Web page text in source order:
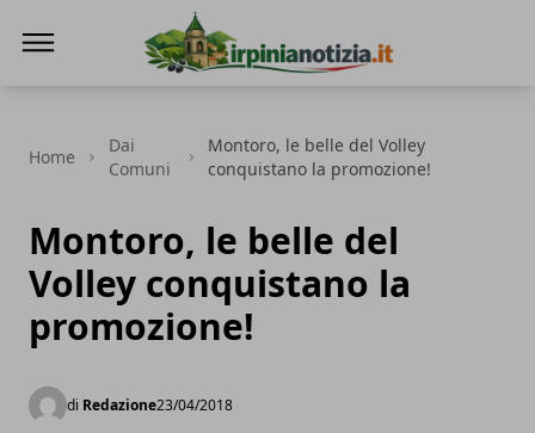
Home
Dai
Comuni
Montoro, le belle del Volley
conquistano la promozione!
Montoro, le belle del
Volley conquistano la
promozione!
di Redazione23/04/2018